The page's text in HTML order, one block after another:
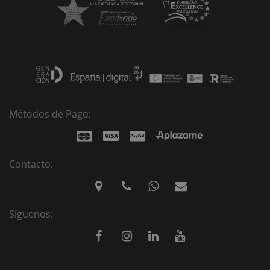
Métodos de Pago:
Contacto:
Síguenos: